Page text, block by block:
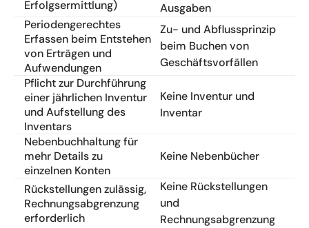
Erfolgsermittlung)
Ausgaben
Periodengerechtes
Erfassen beim Entstehen
von Erträgen und
Aufwendungen
Zu- und Abflussprinzip
beim Buchen von
Geschäftsvorfällen
Pflicht zur Durchführung
einer jährlichen Inventur
und Aufstellung des
Inventars
Keine Inventur und
Inventar
Nebenbuchhaltung für
mehr Details zu
einzelnen Konten
Keine Nebenbücher
Rückstellungen zulässig,
Rechnungsabgrenzung
erforderlich
Keine Rückstellungen
und
Rechnungsabgrenzung